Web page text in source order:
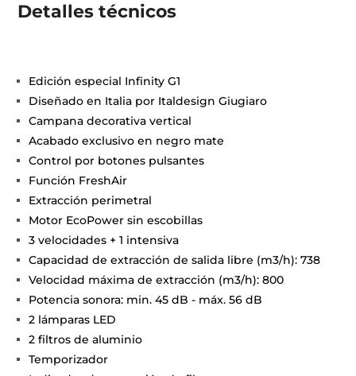
Detalles técnicos
Edición especial Infinity G1
Diseñado en Italia por Italdesign Giugiaro
Campana decorativa vertical
Acabado exclusivo en negro mate
Control por botones pulsantes
Función FreshAir
Extracción perimetral
Motor EcoPower sin escobillas
3 velocidades + 1 intensiva
Capacidad de extracción de salida libre (m3/h): 738
Velocidad máxima de extracción (m3/h): 800
Potencia sonora: min. 45 dB - máx. 56 dB
2 lámparas LED
2 filtros de aluminio
Temporizador